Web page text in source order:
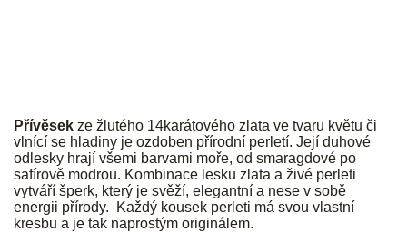
Přívěsek ze žlutého 14karátového zlata ve tvaru květu či
vlnící se hladiny je ozdoben přírodní perletí. Její duhové
odlesky hrají všemi barvami moře, od smaragdové po
safírově modrou. Kombinace lesku zlata a živé perleti
vytváří šperk, který je svěží, elegantní a nese v sobě
energii přírody. Každý kousek perleti má svou vlastní
kresbu a je tak naprostým originálem.